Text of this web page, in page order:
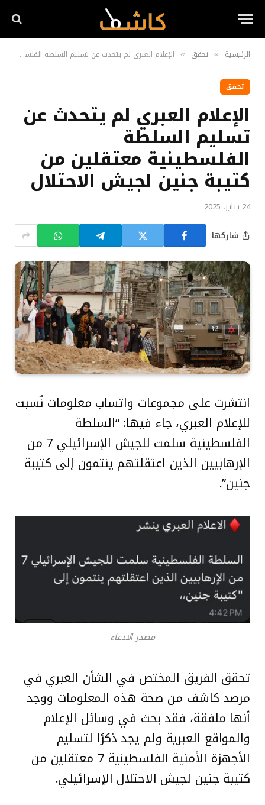
الرئيسية » تحقق » الإعلام العبري لم يتحدث عن تسليم السلطة الفلسطينية معتقلين من كتيبة جنين لجيش الاحتلال
تحقق
الإعلام العبري لم يتحدث عن
تسليم السلطة
الفلسطينية معتقلين من
كتيبة جنين لجيش الاحتلال
24 يناير، 2025
شاركها
انتشرت على مجموعات واتساب معلومات نُسبت
للإعلام العبري، جاء فيها: “السلطة
الفلسطينية سلمت للجيش الإسرائيلي 7 من
الإرهابيين الذين اعتقلتهم ينتمون إلى كتيبة
جنين”.
مصدر الادعاء
تحقق الفريق المختص في الشأن العبري في
مرصد كاشف من صحة هذه المعلومات ووجد
أنها ملفقة، فقد بحث في وسائل الإعلام
والمواقع العبرية ولم يجد ذكرًا لتسليم
الأجهزة الأمنية الفلسطينية 7 معتقلين من
كتيبة جنين لجيش الاحتلال الإسرائيلي.